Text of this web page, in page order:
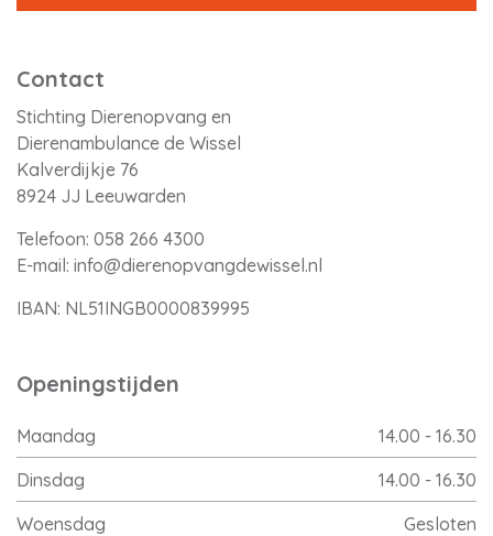
Contact
Stichting Dierenopvang en
Dierenambulance de Wissel
Kalverdijkje 76
8924 JJ Leeuwarden
Telefoon: 058 266 4300
E-mail: info@dierenopvangdewissel.nl
IBAN: NL51INGB0000839995
Openingstijden
Maandag
14.00 - 16.30
Dinsdag
14.00 - 16.30
Woensdag
Gesloten